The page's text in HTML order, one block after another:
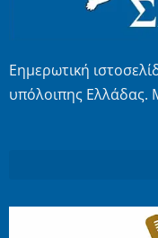
Εημερωτική
υπόλοιπης Ελλάδας.